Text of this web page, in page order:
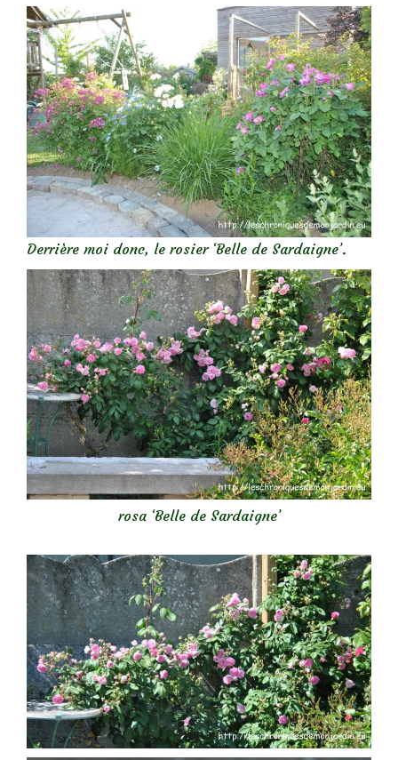
Derrière moi donc, le rosier ‘Belle de Sardaigne’.
rosa ‘Belle de Sardaigne’